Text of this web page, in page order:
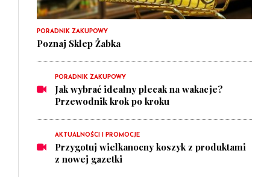
PORADNIK ZAKUPOWY
Poznaj Sklep Żabka
PORADNIK ZAKUPOWY
Jak wybrać idealny plecak na wakacje?
Przewodnik krok po kroku
AKTUALNOŚCI I PROMOCJE
Przygotuj wielkanocny koszyk z produktami
z nowej gazetki